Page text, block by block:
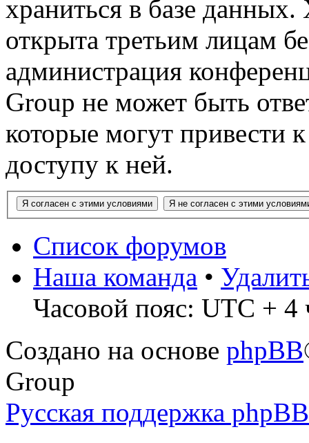
храниться в базе
открыта третьим лицам
администрация
Group не может быть
которые могут привести
доступу к ней.
Список форумов
Наша команда •
Часовой пояс: UTC + 4
Создано на основе phpBB
Group
Русская поддержка phpBB